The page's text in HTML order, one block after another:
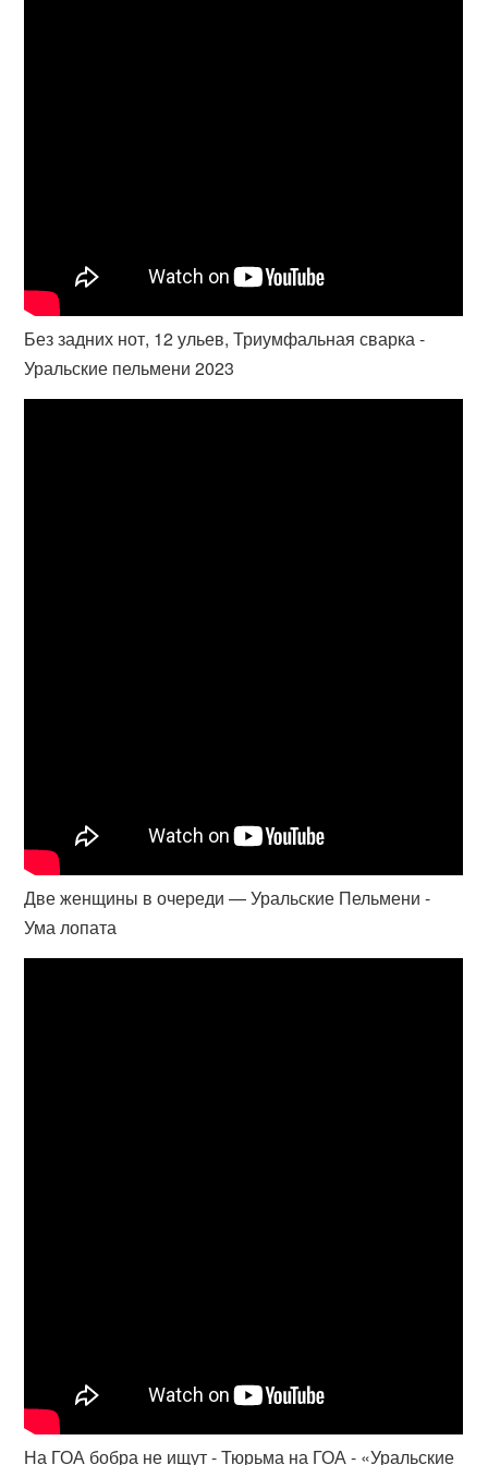
Без задних нот, 12 ульев, Триумфальная сварка -
Уральские пельмени 2023
Две женщины в очереди — Уральские Пельмени -
Ума лопата
На ГОА бобра не ищут - Тюрьма на ГОА - «Уральские